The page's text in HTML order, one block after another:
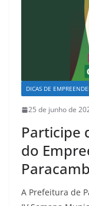
DICAS DE
25 de junho de
Participe
do
A Prefeitura de